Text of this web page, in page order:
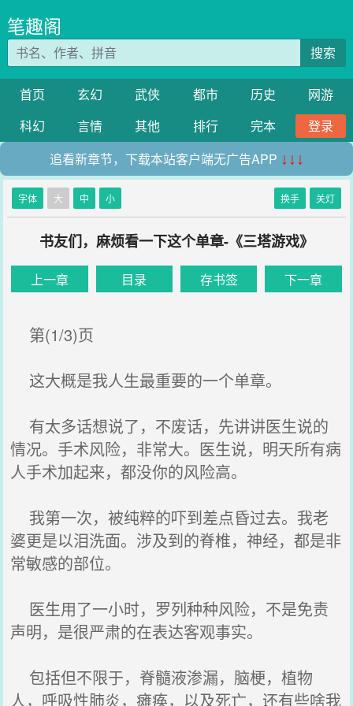
笔趣阁
搜索
首页 玄幻 武侠 都市 历史
网游
科幻
言情 其他 排行 完本
登录
追看新章节，下载本站客户端无广告APP ↓↓↓
字体 大 中 小 换手 关灯
书友们，麻烦看一下这个单章-《三塔游戏》
上一章 目录 存书签 下一章
第(1/3)页
这大概是我人生最重要的一个单章。
有太多话想说了，不废话，先讲讲医生说的
情况。手术风险，非常大。医生说，明天所有病
人手术加起来，都没你的风险高。
我第一次，被纯粹的吓到差点昏过去。我老
婆更是以泪洗面。涉及到的脊椎，神经，都是非
常敏感的部位。
医生用了一小时，罗列种种风险，不是免责
声明，是很严肃的在表达客观事实。
包括但不限于，脊髓液渗漏，脑梗，植物
人，呼吸性肺炎，瘫痪，以及死亡，还有些啥我